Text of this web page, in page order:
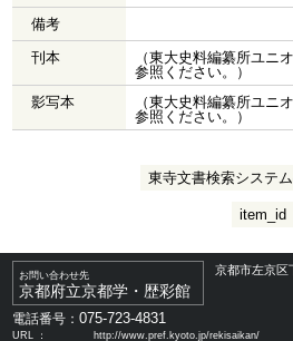
備考
刊本
（東大史料編纂所ユニ
参照ください。）
影写本
（東大史料編纂所ユニ
参照ください。）
東寺文書検索システ
item_id
お問い合わせ先
京都府立京都学・歴彩館
京都市左京区
電話番号：075-723-4831
URL ： http://www.pref.kyoto.jp/rekisaikan/